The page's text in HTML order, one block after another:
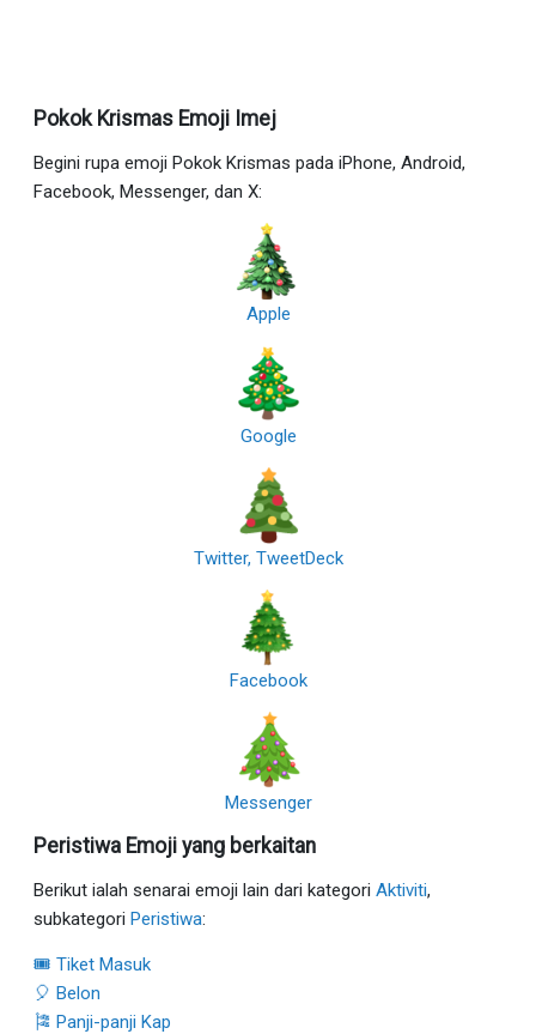
Pokok Krismas Emoji Imej
Begini rupa emoji Pokok Krismas pada iPhone, Android,
Facebook, Messenger, dan X:
Apple
Google
Twitter, TweetDeck
Facebook
Messenger
Peristiwa Emoji yang berkaitan
Berikut ialah senarai emoji lain dari kategori Aktiviti,
subkategori Peristiwa:
🎟 Tiket Masuk
🎈 Belon
🎏 Panji-panji Kap